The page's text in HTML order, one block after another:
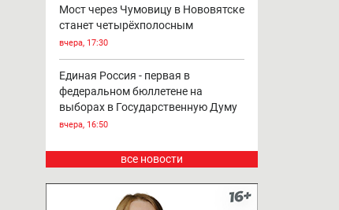
Мост через Чумовицу в Нововятске
станет четырёхполосным
вчера, 17:30
Единая Россия - первая в
федеральном бюллетене на
выборах в Государственную Думу
вчера, 16:50
все новости